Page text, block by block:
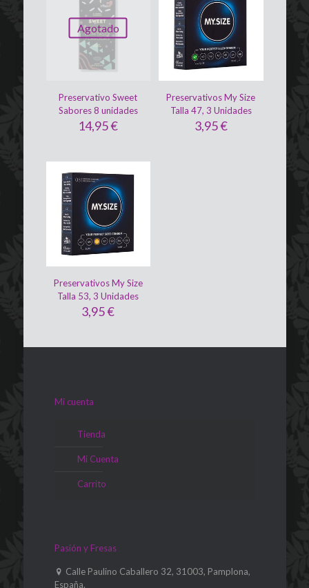
Agotado
Preservativo Sweet
Sabores 8 unidades
14,95€
Preservativos My Size
Talla 47, 3 Unidades
3,95€
Preservativos My Size
Talla 53, 3 Unidades
3,95€
Mi cuenta
Tienda
Mi Cuenta
Carrito
Pasión y Fresas
Calle Paulino Caballero 32, 31003, Pamplona,
España.